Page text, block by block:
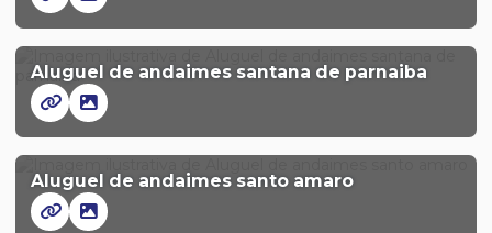
Aluguel de andaimes santana de parnaiba
Aluguel de andaimes santo amaro